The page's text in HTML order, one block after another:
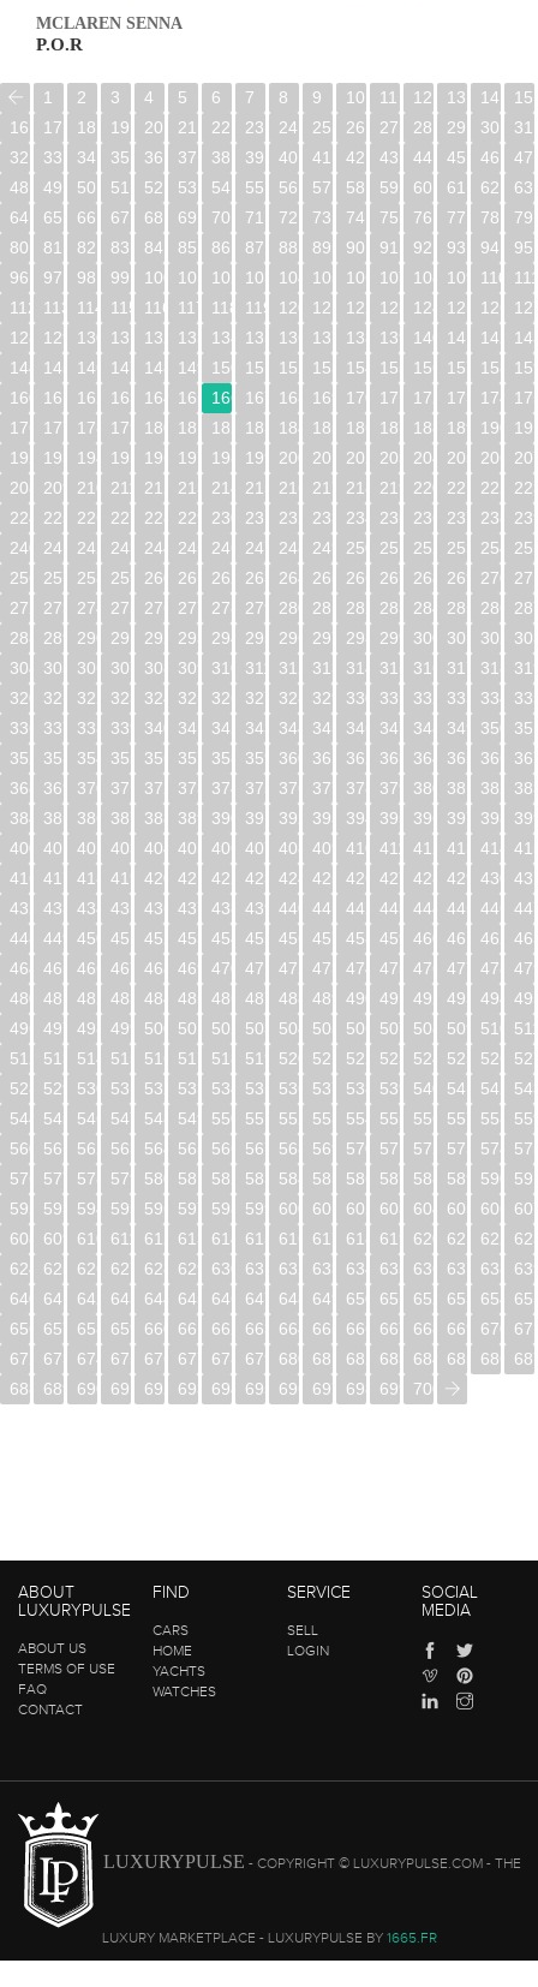
MCLAREN SENNA
P.O.R
1 2 3 4 5 6 7 8 9 10 11 12 13 14
15
16
17 18 19 20 21 22 23 24 25 26 27 28 29 30
31
32
33 34 35 36 37 38 39 40 41 42 43 44 45 46
47
48
49 50 51 52 53 54 55 56 57 58 59 60 61 62
63
64
65 66 67 68 69 70 71 72 73 74 75 76 77 78
79
80
81 82 83 84 85 86 87 88 89 90 91 92 93 94
95
96
97 98 99 100 101 102 103 104 105 106 107 108 109 110
112
113 114 115 116 117 118 119 120 121 122 123 124 125 126
128
129 130 131 132 133 134 135 136 137 138 139 140 141 142
144
145 146 147 148 149 150 151 152 153 154 155 156 157 158
160
161 162 163 164 165 166 167 168 169 170 171 172 173 174
176
177 178 179 180 181 182 183 184 185 186 187 188 189 190
192
193 194 195 196 197 198 199 200 201 202 203 204 205 206
208
209 210 211 212 213 214 215 216 217 218 219 220 221 222
224
225 226 227 228 229 230 231 232 233 234 235 236 237 238
240
241 242 243 244 245 246 247 248 249 250 251 252 253 254
256
257 258 259 260 261 262 263 264 265 266 267 268 269 270
272
273 274 275 276 277 278 279 280 281 282 283 284 285 286
288
289 290 291 292 293 294 295 296 297 298 299 300 301 302
304
305 306 307 308 309 310 311 312 313 314 315 316 317 318
320
321 322 323 324 325 326 327 328 329 330 331 332 333 334
336
337 338 339 340 341 342 343 344 345 346 347 348 349 350
352
353 354 355 356 357 358 359 360 361 362 363 364 365 366
368
369 370 371 372 373 374 375 376 377 378 379 380 381 382
384
385 386 387 388 389 390 391 392 393 394 395 396 397 398
400
401 402 403 404 405 406 407 408 409 410 411 412 413 414
416
417 418 419 420 421 422 423 424 425 426 427 428 429 430
432
433 434 435 436 437 438 439 440 441 442 443 444 445 446
448
449 450 451 452 453 454 455 456 457 458 459 460 461 462
464
465 466 467 468 469 470 471 472 473 474 475 476 477 478
480
481 482 483 484 485 486 487 488 489 490 491 492 493 494
496
497 498 499 500 501 502 503 504 505 506 507 508 509 510
512
513 514 515 516 517 518 519 520 521 522 523 524 525 526
528
529 530 531 532 533 534 535 536 537 538 539 540 541 542
544
545 546 547 548 549 550 551 552 553 554 555 556 557 558
560
561 562 563 564 565 566 567 568 569 570 571 572 573 574
576
577 578 579 580 581 582 583 584 585 586 587 588 589 590
592
593 594 595 596 597 598 599 600 601 602 603 604 605 606
608
609 610 611 612 613 614 615 616 617 618 619 620 621 622
624
625 626 627 628 629 630 631 632 633 634 635 636 637 638
640
641 642 643 644 645 646 647 648 649 650 651 652 653 654
656
657 658 659 660 661 662 663 664 665 666 667 668 669 670
672
673 674 675 676 677 678 679 680 681 682 683 684 685 686
688
689 690 691 692 693 694 695 696 697 698 699 700
ABOUT
LUXURYPULSE
ABOUT US
TERMS OF USE
FAQ
CONTACT
FIND
CARS
HOME
YACHTS
WATCHES
SERVICE
SELL
LOGIN
SOCIAL
MEDIA
LUXURYPULSE - COPYRIGHT © LUXURYPULSE.COM - THE
LUXURY MARKETPLACE - LUXURYPULSE BY 1665.FR